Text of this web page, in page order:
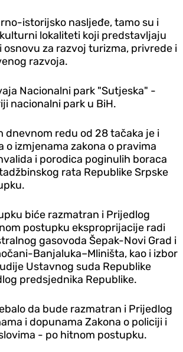
istorijsko nasljeđe, tamo su i
lokaliteti koji predstavljaju
osnovu za razvoj turizma, privrede i
razvoja.
Nacionalni park "Sutjeska" -
nacionalni park u BiH.
dnevnom redu od 28 tačaka je i
o izmjenama zakona o pravima
i porodica poginulih boraca
rata Republike Srpske
biće razmatran i Prijedlog
postupku eksproprijacije radi
gasovoda Šepak-Novi Grad i
Banjaluka–Mliništa, kao i izbor
Ustavnog suda Republike
predsjednika Republike.
da bude razmatran i Prijedlog
i dopunama Zakona o policiji i
- po hitnom postupku.